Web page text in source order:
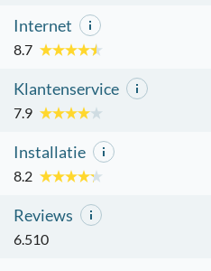
Internet
8.7
Klantenservice
7.9
Installatie
8.2
Reviews
6.510